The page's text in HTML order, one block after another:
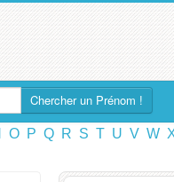
Chercher un Prénom !
O P Q R S T U V W